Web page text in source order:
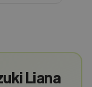
Liana